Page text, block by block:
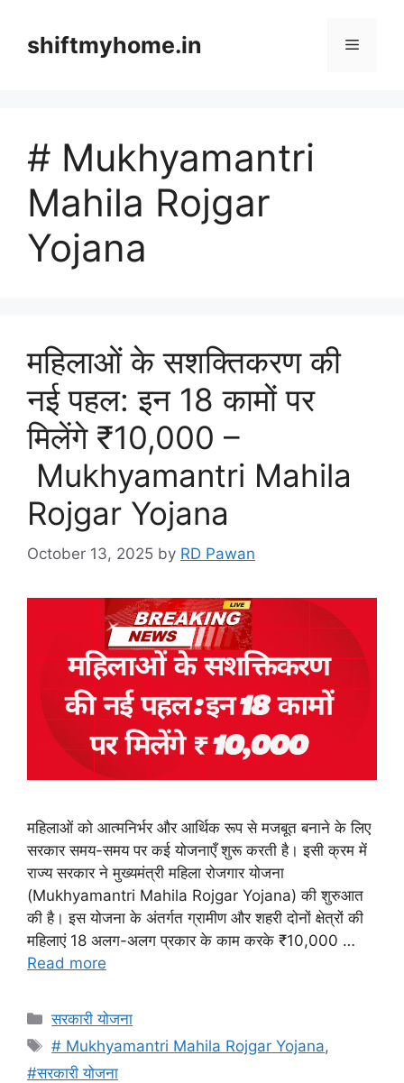
contentshiftmyhome.in Menu
# Mukhyamantri
Mahila Rojgar
Yojana
महिलाओं के सशक्तिकरण की
नई पहल: इन 18 कामों पर
मिलेंगे ₹10,000 –
Mukhyamantri Mahila
Rojgar Yojana
October 13, 2025 by RD Pawan
महिलाओं को आत्मनिर्भर और आर्थिक रूप से मजबूत बनाने के लिए
सरकार समय-समय पर कई योजनाएँ शुरू करती है। इसी क्रम में
राज्य सरकार ने मुख्यमंत्री महिला रोजगार योजना
(Mukhyamantri Mahila Rojgar Yojana) की शुरुआत
की है। इस योजना के अंतर्गत ग्रामीण और शहरी दोनों क्षेत्रों की
महिलाएं 18 अलग-अलग प्रकार के काम करके ₹10,000 …
Read more
Categories
सरकारी योजना
Tags
# Mukhyamantri Mahila Rojgar Yojana,
#सरकारी योजना